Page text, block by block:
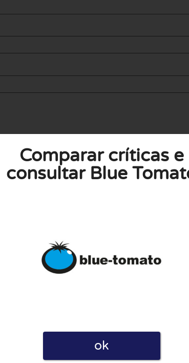
ao postar esta avaliação. Declaro também que
como para utilizadores. Por esse motivo, algumas
Comparar críticas e
consultar Blue
ok